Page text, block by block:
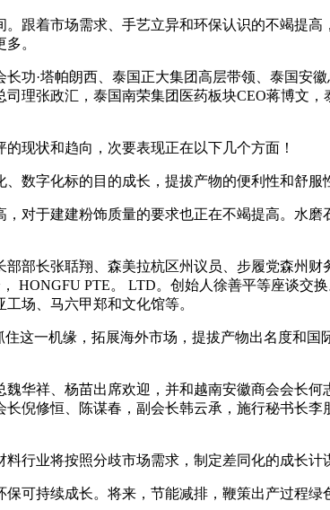
着市场需求、手艺立异和环保认识的不竭提高
。
·塔帕朗西、泰国正大集团高层带领、泰国安
理张政汇，泰国南荣集团医药板块CEO蒋博文
现状和趋向，次要表现正在以下几个方面！
数字化标的目的成长，提拔产物的便利性和舒服
于建建粉饰质量的要求也正在不竭提高。水磨
长张聒翔、森美拉杭区州议员、步履党森州财务
HONGFU PTE。 LTD。创始人徐善平等座谈交
场、马六甲郑和文化馆等。
一机缘，拓展海外市场，提拔产物出名度和国
祥、杨苗出席欢迎，并和越南安徽商会会长何
倪修恒、陈谋春，副会长韩云承，施行秘书长
行业将按照分歧市场需求，制定差同化的成长计
持续成长。将来，节能减排，鞭策出产过程绿